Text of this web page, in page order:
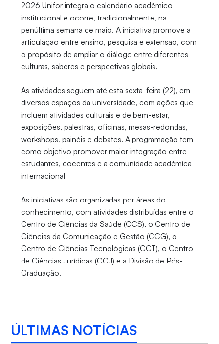
2026 Unifor integra o calendário acadêmico
institucional e ocorre, tradicionalmente, na
penúltima semana de maio. A iniciativa promove a
articulação entre ensino, pesquisa e extensão, com
o propósito de ampliar o diálogo entre diferentes
culturas, saberes e perspectivas globais.
As atividades seguem até esta sexta-feira (22), em
diversos espaços da universidade, com ações que
incluem atividades culturais e de bem-estar,
exposições, palestras, oficinas, mesas-redondas,
workshops, painéis e debates. A programação tem
como objetivo promover maior integração entre
estudantes, docentes e a comunidade acadêmica
internacional.
As iniciativas são organizadas por áreas do
conhecimento, com atividades distribuídas entre o
Centro de Ciências da Saúde (CCS), o Centro de
Ciências da Comunicação e Gestão (CCG), o
Centro de Ciências Tecnológicas (CCT), o Centro
de Ciências Jurídicas (CCJ) e a Divisão de Pós-
Graduação.
ÚLTIMAS NOTÍCIAS